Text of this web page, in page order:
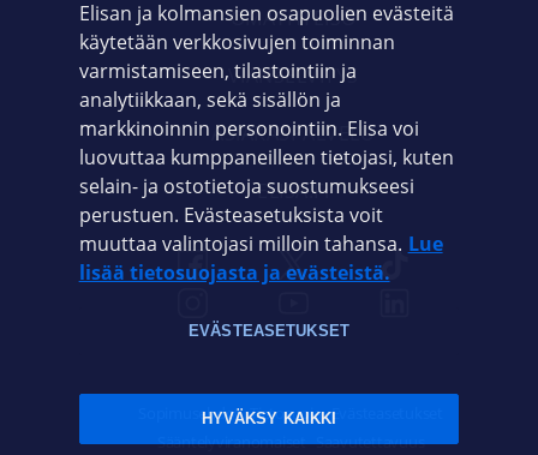
OMAYHTEISÖ
VIANSELVITYS
ASIAKASPALVELU
ELISA.FI
Sopimusehdot Tietosuoja Evästeasetukset
Sääntelyviranomaiset Saavutettavuus
Elisan ja kolmansien osapuolien evästeitä
käytetään verkkosivujen toiminnan
varmistamiseen, tilastointiin ja
analytiikkaan, sekä sisällön ja
markkinoinnin personointiin. Elisa voi
luovuttaa kumppaneilleen tietojasi, kuten
selain- ja ostotietoja suostumukseesi
perustuen. Evästeasetuksista voit
muuttaa valintojasi milloin tahansa. Lue
lisää tietosuojasta ja evästeistä.
EVÄSTEASETUKSET
HYVÄKSY KAIKKI